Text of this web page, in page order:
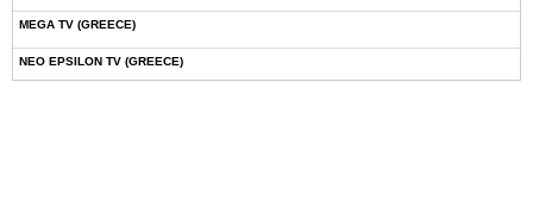
MEGA TV (GREECE)
NEO EPSILON TV (GREECE)